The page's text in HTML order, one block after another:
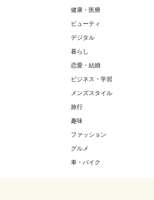
健康・医療
ビューティ
デジタル
暮らし
恋愛・結婚
ビジネス・学習
メンズスタイル
旅行
趣味
ファッション
グルメ
車・バイク